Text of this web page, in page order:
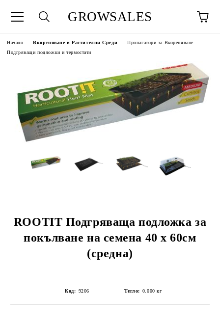
GROWSALES
Начало Вкореняване и Растителни Среди
Пропагатори за Вкореняване
Подгряващи подложки и термостати
ROOTIT Подгряваща подложка за
покълване на семена 40 x 60см
(средна)
Код: 9206 Тегло: 0.000 кг